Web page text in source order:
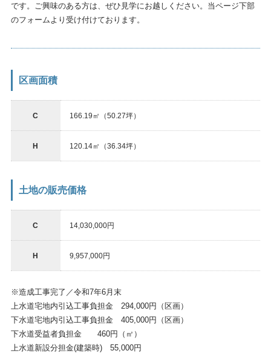
です。ご興味のある方は、ぜひ見学にお越しください。当ページ下部
のフォームより受け付けております。
区画面積
C 166.19㎡（50.27坪）
H 120.14㎡（36.34坪）
土地の販売価格
C 14,030,000円
H 9,957,000円
※造成工事完了／令和7年6月末
上水道宅地内引込工事負担金 294,000円（区画）
下水道宅地内引込工事負担金 405,000円（区画）
下水道受益者負担金 460円（㎡）
上水道新設分担金(建築時) 55,000円